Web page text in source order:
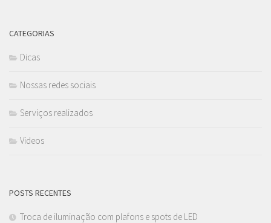
CATEGORIAS
Dicas
Nossas redes sociais
Serviços realizados
Videos
POSTS RECENTES
Troca de iluminação com plafons e spots de LED